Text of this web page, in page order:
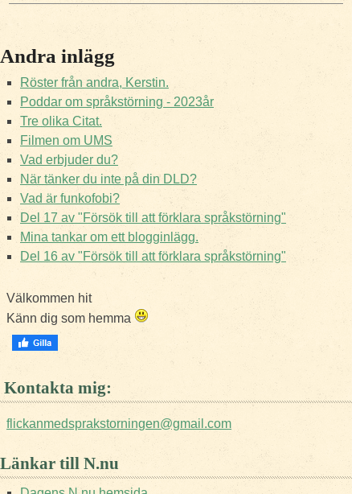
Andra inlägg
Röster från andra, Kerstin.
Poddar om språkstörning - 2023år
Tre olika Citat.
Filmen om UMS
Vad erbjuder du?
När tänker du inte på din DLD?
Vad är funkofobi?
Del 17 av "Försök till att förklara språkstörning"
Mina tankar om ett blogginlägg.
Del 16 av "Försök till att förklara språkstörning"
Välkommen hit
Känn dig som hemma
Kontakta mig:
flickanmedsprakstorningen@gmail.com
Länkar till N.nu